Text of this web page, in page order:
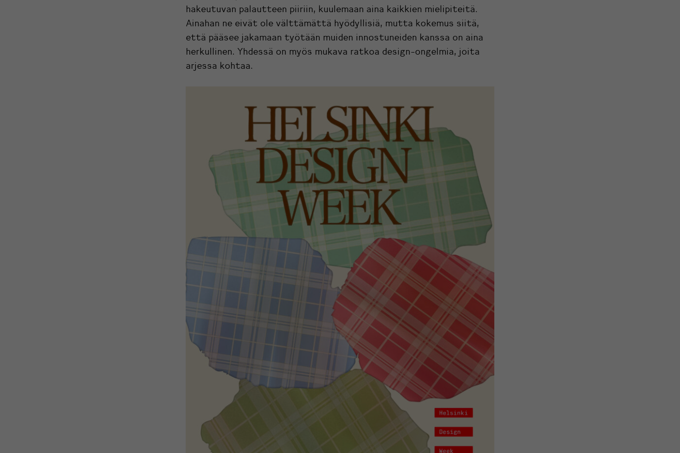
hakeutuvan palautteen piiriin, kuulemaan aina kaikkien mielipiteitä.
Ainahan ne eivät ole välttämättä hyödyllisiä, mutta kokemus siitä,
että pääsee jakamaan työtään muiden innostuneiden kanssa on aina
herkullinen. Yhdessä on myös mukava ratkoa design-ongelmia, joita
arjessa kohtaa.